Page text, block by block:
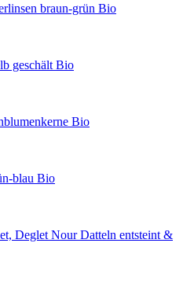
braun-grün Bio
geschält Bio
Bio
blau Bio
Datteln entsteint &